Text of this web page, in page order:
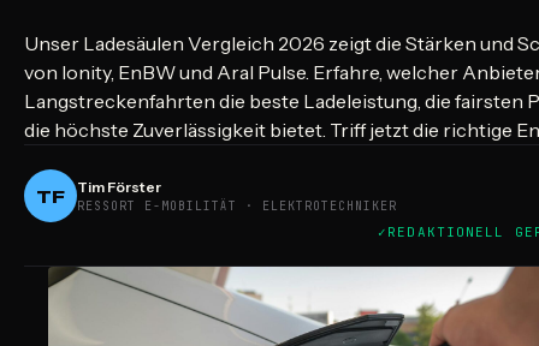
Unser Ladesäulen Vergleich 2026 zeigt die Stärken und
von Ionity, EnBW und Aral Pulse. Erfahre, welcher
Langstreckenfahrten die beste Ladeleistung, die fairsten
die höchste Zuverlässigkeit bietet. Triff jetzt die richtige
TF Tim Förster
RESSORT E-MOBILITÄT · ELEKTROTECHNIKER
REDAKTIONELL